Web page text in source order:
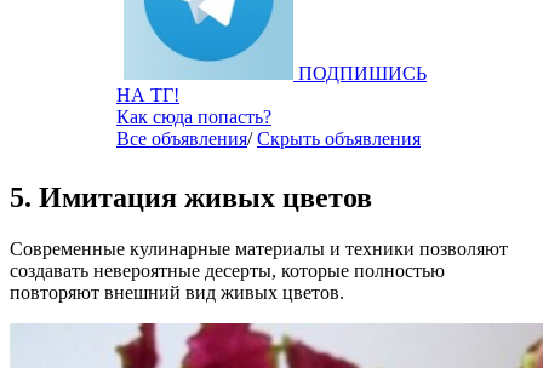
ПОДПИШИСЬ
НА ТГ!
Как сюда попасть?
Все объявления/Скрыть объявления
5. Имитация живых цветов
Современные кулинарные материалы и техники позволяют
создавать невероятные десерты, которые полностью
повторяют внешний вид живых цветов.